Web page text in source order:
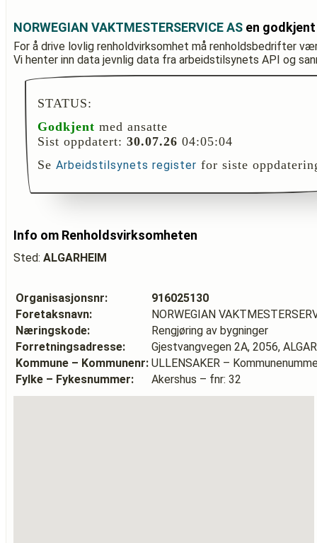
NORWEGIAN VAKTMESTERSERVICE AS en
For å drive lovlig renholdvirksomhet må renholdsbedrifter
Vi henter inn data jevnlig data fra arbeidstilsynets API og
STATUS:
Godkjent med ansatte
Sist oppdatert: 30.07.26 04:05:04
Se Arbeidstilsynets register for siste
Info om Renholdsvirksomheten
Sted: ALGARHEIM
Organisasjonsnr:
916025130
Foretaksnavn:
NORWEGIAN
Næringskode:
Rengjøring av bygninger
Forretningsadresse:
Gjestvangvegen 2A, 2056,
Kommune – Kommunenr: ULLENSAKER –
Fylke – Fykesnummer:
Akershus – fnr: 32